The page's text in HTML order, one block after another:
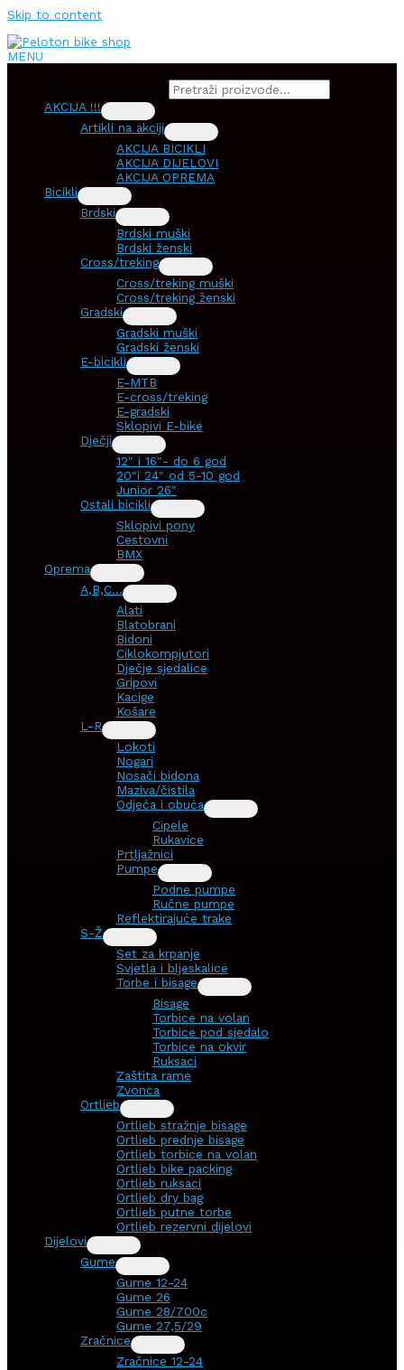
Skip to content
MENU
AKCIJA !!!
Artikli na akciji
AKCIJA BICIKLI
AKCIJA DIJELOVI
AKCIJA OPREMA
Bicikli
Brdski
Brdski muški
Brdski ženski
Cross/treking
Cross/treking muški
Cross/treking ženski
Gradski
Gradski muški
Gradski ženski
E-bicikli
E-MTB
E-cross/treking
E-gradski
Sklopivi E-bike
Dječji
12″ i 16″- do 6 god
20″i 24″ od 5-10 god
Junior 26″
Ostali bicikli
Sklopivi pony
Cestovni
BMX
Oprema
A,B,C…
Alati
Blatobrani
Bidoni
Ciklokompjutori
Dječje sjedalice
Gripovi
Kacige
Košare
L-R
Lokoti
Nogari
Nosači bidona
Maziva/čistila
Odjeća i obuća
Cipele
Rukavice
Prtljažnici
Pumpe
Podne pumpe
Ručne pumpe
Reflektirajuće trake
S-Ž
Set za krpanje
Svjetla i bljeskalice
Torbe i bisage
Bisage
Torbice na volan
Torbice pod sjedalo
Torbice na okvir
Ruksaci
Zaštita rame
Zvonca
Ortlieb
Ortlieb stražnje bisage
Ortlieb prednje bisage
Ortlieb torbice na volan
Ortlieb bike packing
Ortlieb ruksaci
Ortlieb dry bag
Ortlieb putne torbe
Ortlieb rezervni dijelovi
Dijelovi
Gume
Gume 12-24
Gume 26
Gume 28/700c
Gume 27,5/29
Zračnice
Zračnice 12-24